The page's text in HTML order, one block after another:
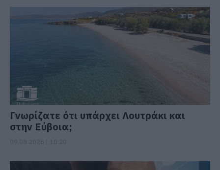
Γνωρίζατε ότι υπάρχει Λουτράκι και
στην Εύβοια;